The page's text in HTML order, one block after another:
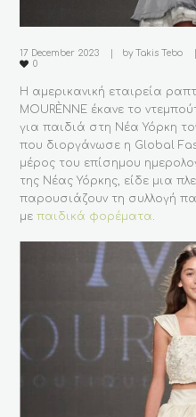
17 December 2023 by Takis Tebo
0
Η αμερικανική εταιρεία
MOURÈNNE έκανε το
για παιδιά στη Νέα Υόρκη
που διοργάνωσε η Global
μέρος του επίσημου
της Νέας Υόρκης, είδε μια
παρουσιάζουν τη συλλογή
μεπαιδικά φορέματα.